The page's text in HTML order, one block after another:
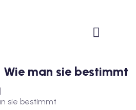
man sie bestimmt
sie bestimmt